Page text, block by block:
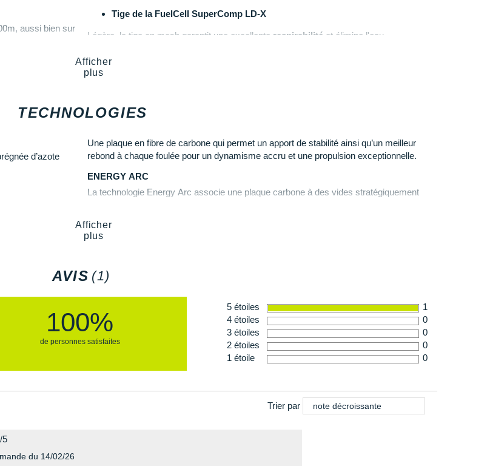
aussi bien sur
steeple :
Tige de la FuelCell SuperComp LD-X
Légère, la tige en mesh garantit une excellente respirabilité et élimine l'eau
tractionmaximale. Conçu avec un motif à picots, elle optimise votre
Ce produit n'est plus homologué par World Athletics depuis le 1er novembre 2024
Semelle intérieure amovible
Languette fine et aérée
Afficher
plus
TECHNOLOGIES
d’azote
Une plaque en fibre de carbone qui permet un apport de stabilité ainsi qu’un meilleur
rebond à chaque foulée pour un dynamisme accru et une propulsion exceptionnelle.
ENERGY ARC
La technologie Energy Arc associe une plaque carbone à des vides stratégiquement
Afficher
plus
AVIS (1)
100%
de personnes satisfaites
5 étoiles
1
4 étoiles
0
3 étoiles
0
2 étoiles
0
1 étoile
0
Trier par note décroissante
5
du 14/02/26